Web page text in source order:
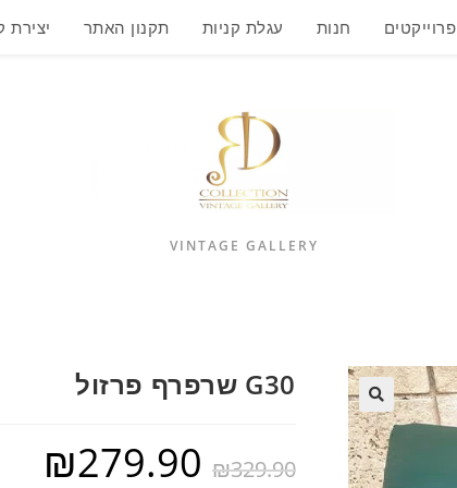
פרוייקטים חנות עגלת קניות תקנון האתר יצירת
VINTAGE GALLERY
G30 שרפרף פרזול
₪329.90
₪279.90